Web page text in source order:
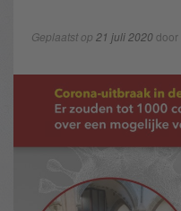
Geplaatst op 21 juli 2020door